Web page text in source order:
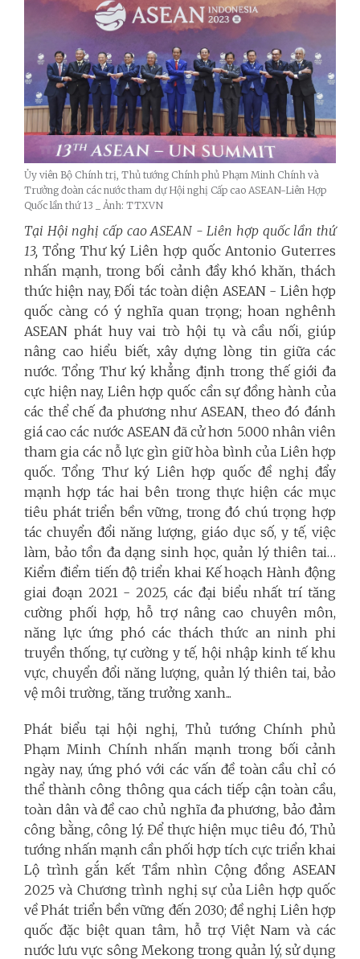
Ủy viên Bộ Chính trị, Thủ tướng Chính phủ Phạm Minh Chính và
Trưởng đoàn các nước tham dự Hội nghị Cấp cao ASEAN-Liên Hợp
Quốc lần thứ 13 _ Ảnh: TTXVN
Tại Hội nghị cấp cao ASEAN - Liên hợp quốc lần thứ
13, Tổng Thư ký Liên hợp quốc Antonio Guterres
nhấn mạnh, trong bối cảnh đầy khó khăn, thách
thức hiện nay, Đối tác toàn diện ASEAN - Liên hợp
quốc càng có ý nghĩa quan trọng; hoan nghênh
ASEAN phát huy vai trò hội tụ và cầu nối, giúp
nâng cao hiểu biết, xây dựng lòng tin giữa các
nước. Tổng Thư ký khẳng định trong thế giới đa
cực hiện nay, Liên hợp quốc cần sự đồng hành của
các thể chế đa phương như ASEAN, theo đó đánh
giá cao các nước ASEAN đã cử hơn 5.000 nhân viên
tham gia các nỗ lực gìn giữ hòa bình của Liên hợp
quốc. Tổng Thư ký Liên hợp quốc đề nghị đẩy
mạnh hợp tác hai bên trong thực hiện các mục
tiêu phát triển bền vững, trong đó chú trọng hợp
tác chuyển đổi năng lượng, giáo dục số, y tế, việc
làm, bảo tồn đa dạng sinh học, quản lý thiên tai…
Kiểm điểm tiến độ triển khai Kế hoạch Hành động
giai đoạn 2021 - 2025, các đại biểu nhất trí tăng
cường phối hợp, hỗ trợ nâng cao chuyên môn,
năng lực ứng phó các thách thức an ninh phi
truyền thống, tự cường y tế, hội nhập kinh tế khu
vực, chuyển đổi năng lượng, quản lý thiên tai, bảo
vệ môi trường, tăng trưởng xanh...
Phát biểu tại hội nghị, Thủ tướng Chính phủ
Phạm Minh Chính nhấn mạnh trong bối cảnh
ngày nay, ứng phó với các vấn đề toàn cầu chỉ có
thể thành công thông qua cách tiếp cận toàn cầu,
toàn dân và đề cao chủ nghĩa đa phương, bảo đảm
công bằng, công lý. Để thực hiện mục tiêu đó, Thủ
tướng nhấn mạnh cần phối hợp tích cực triển khai
Lộ trình gắn kết Tầm nhìn Cộng đồng ASEAN
2025 và Chương trình nghị sự của Liên hợp quốc
về Phát triển bền vững đến 2030; đề nghị Liên hợp
quốc đặc biệt quan tâm, hỗ trợ Việt Nam và các
nước lưu vực sông Mekong trong quản lý, sử dụng